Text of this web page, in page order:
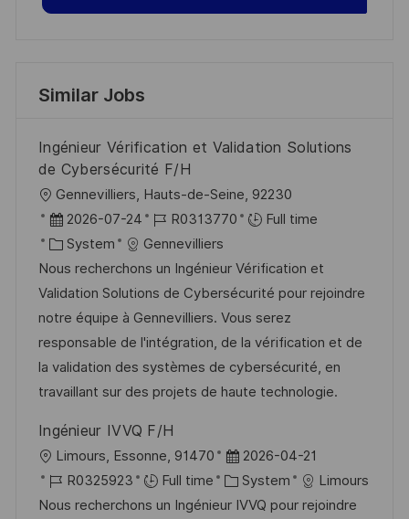
Similar Jobs
Ingénieur Vérification et Validation Solutions
de Cybersécurité F/H
L
o
c
a
t
i
o
n
Gennevilliers, Hauts-de-Seine, 92230
P
o
s
t
e
d
D
a
e
2026-07-24
J
o
b
I
d
R0313770
Full time
C
a
t
e
g
o
r
System
Gennevilliers
Nous recherchons un Ingénieur Vérification et
Validation Solutions de Cybersécurité pour rejoindre
notre équipe à Gennevilliers. Vous serez
responsable de l'intégration, de la vérification et de
la validation des systèmes de cybersécurité, en
travaillant sur des projets de haute technologie.
Ingénieur IVVQ F/H
L
o
c
Limours, Essonne, 91470
P
o
s
2026-04-21
J
o
R0325923 Full time
C
a
System
Limours
Nous recherchons un Ingénieur IVVQ pour rejoindre